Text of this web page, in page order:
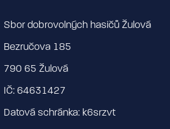
Sbor dobrovolných hasičů Žulová
Bezručova 185
790 65 Žulová
IČ: 64631427
Datová schránka: k6srzvt